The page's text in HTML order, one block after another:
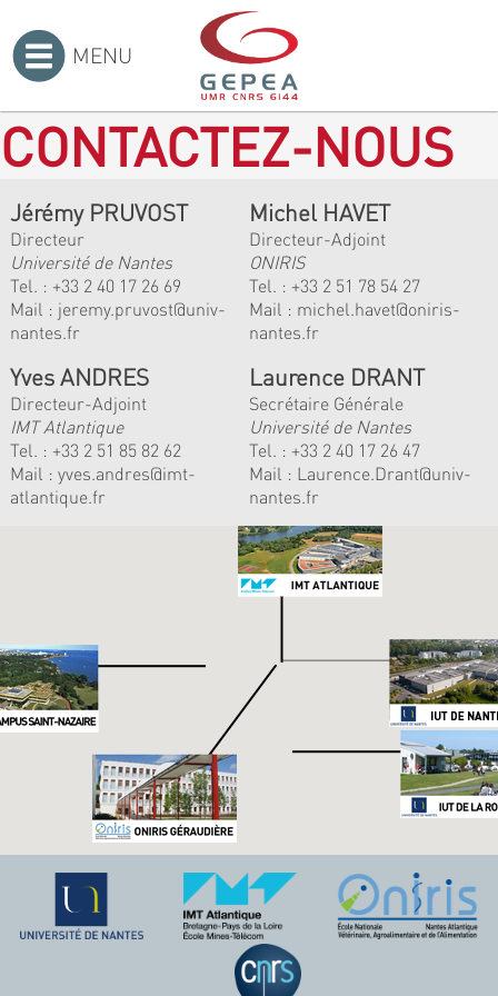
MENU
CONTACTEZ-NOUS
Jérémy PRUVOST
Directeur
Université de Nantes
Tel. : +33 2 40 17 26 69
Mail : jeremy.pruvost@univ-
nantes.fr
Michel HAVET
Directeur-Adjoint
ONIRIS
Tel. : +33 2 51 78 54 27
Mail : michel.havet@oniris-
nantes.fr
Yves ANDRES
Directeur-Adjoint
IMT Atlantique
Tel. : +33 2 51 85 82 62
Mail : yves.andres@imt-
atlantique.fr
Laurence DRANT
Secrétaire Générale
Université de Nantes
Tel. : +33 2 40 17 26 47
Mail : Laurence.Drant@univ-
nantes.fr